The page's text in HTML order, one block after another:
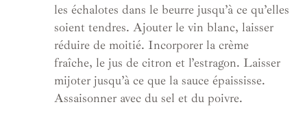
les échalotes dans le beurre jusqu’à ce qu’elles
soient tendres. Ajouter le vin blanc, laisser
réduire de moitié. Incorporer la crème
fraîche, le jus de citron et l’estragon. Laisser
mijoter jusqu’à ce que la sauce épaississe.
Assaisonner avec du sel et du poivre.